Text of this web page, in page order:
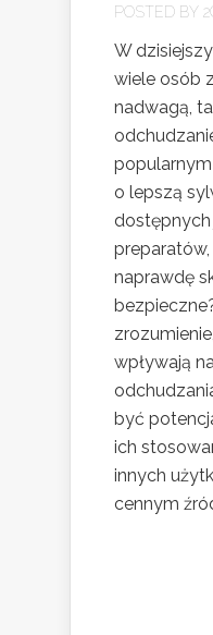
POSTED BY
W
wiele osób
nadwagą,
o lepszą
naprawdę
wpływają
być
ich
innych
cennym